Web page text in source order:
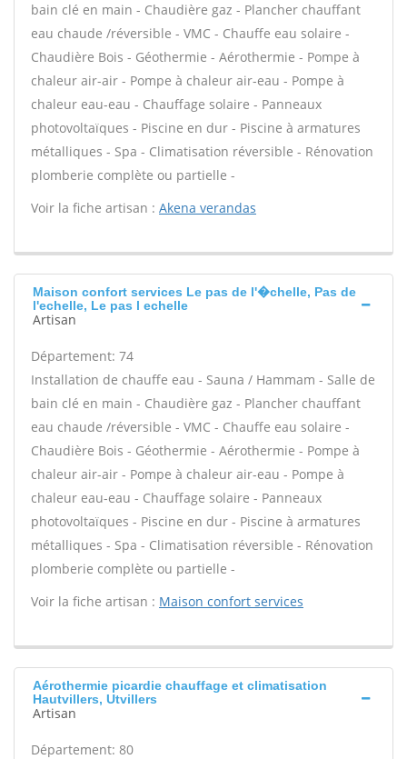
bain clé en main - Chaudière gaz - Plancher chauffant
eau chaude /réversible - VMC - Chauffe eau solaire -
Chaudière Bois - Géothermie - Aérothermie - Pompe à
chaleur air-air - Pompe à chaleur air-eau - Pompe à
chaleur eau-eau - Chauffage solaire - Panneaux
photovoltaïques - Piscine en dur - Piscine à armatures
métalliques - Spa - Climatisation réversible - Rénovation
plomberie complète ou partielle -
Voir la fiche artisan : Akena verandas
Maison confort services Le pas de l'�chelle, Pas de
l'echelle, Le pas l echelle
Artisan
Département: 74
Installation de chauffe eau - Sauna / Hammam - Salle de
bain clé en main - Chaudière gaz - Plancher chauffant
eau chaude /réversible - VMC - Chauffe eau solaire -
Chaudière Bois - Géothermie - Aérothermie - Pompe à
chaleur air-air - Pompe à chaleur air-eau - Pompe à
chaleur eau-eau - Chauffage solaire - Panneaux
photovoltaïques - Piscine en dur - Piscine à armatures
métalliques - Spa - Climatisation réversible - Rénovation
plomberie complète ou partielle -
Voir la fiche artisan : Maison confort services
Aérothermie picardie chauffage et climatisation
Hautvillers, Utvillers
Artisan
Département: 80